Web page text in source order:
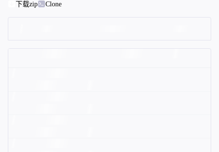
下载zip
Clone